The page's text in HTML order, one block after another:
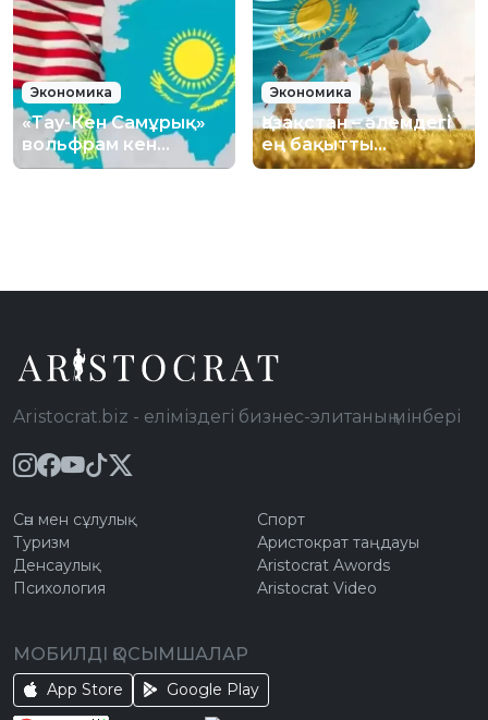
Экономика
«Тау-Кен Самұрық»
вольфрам кен
орнындағы 70%
Экономика
Қазақстан – әлемдегі
ең бақытты
елдердің тізімінде
Aristocrat.biz - еліміздегі бизнес-элитаның мінбері
Сән мен сұлулық
Туризм
Денсаулық
Психология
Спорт
Аристократ таңдауы
Aristocrat Awords
Aristocrat Video
МОБИЛДІ ҚОСЫМШАЛАР
App Store Google Play